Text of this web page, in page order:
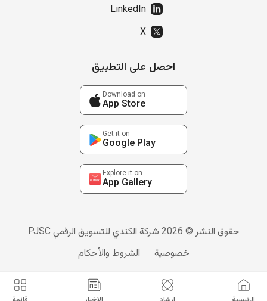
LinkedIn
X
احصل على التطبيق
Download on
App Store
Get it on
Google Play
Explore it on
App Gallery
حقوق النشر © 2026 شركة الكندي للتسويق الرقمي PJSC
خصوصية
الشروط والأحكام